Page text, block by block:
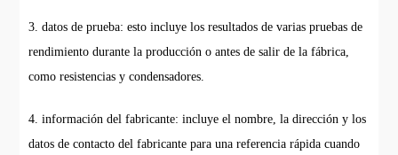
3. datos de prueba: esto incluye los resultados de varias pruebas de
rendimiento durante la producción o antes de salir de la fábrica,
como resistencias y condensadores.
4. información del fabricante: incluye el nombre, la dirección y los
datos de contacto del fabricante para una referencia rápida cuando